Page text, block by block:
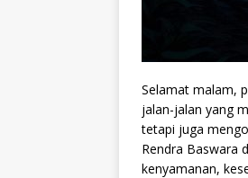
Selamat malam,
jalan-jalan yang
tetapi juga
Rendra Baswara
kenyamanan,